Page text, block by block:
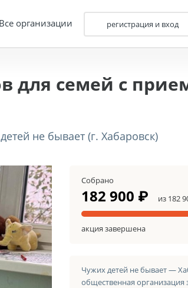
Все организации регистрация и вход
для семей с
не бывает (г. Хабаровск)
Собрано
182 900 ₽ из 182
акция завершена
Чужих детей не бывает —
общественная